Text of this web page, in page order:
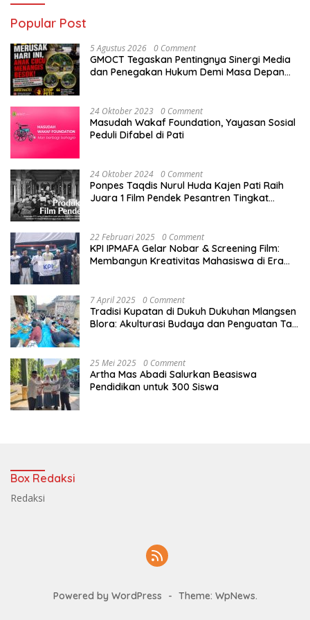
Popular Post
5 Agustus 2026 0 Comment
GMOCT Tegaskan Pentingnya Sinergi Media
dan Penegakan Hukum Demi Masa Depan
24 Oktober 2023 0 Comment
Masudah Wakaf Foundation, Yayasan Sosial
Peduli Difabel di Pati
24 Oktober 2024 0 Comment
Ponpes Taqdis Nurul Huda Kajen Pati Raih
Juara 1 Film Pendek Pesantren Tingkat
22 Februari 2025 0 Comment
KPI IPMAFA Gelar Nobar & Screening Film:
Membangun Kreativitas Mahasiswa di Era
7 April 2025 0 Comment
Tradisi Kupatan di Dukuh Dukuhan Mlangsen
Blora: Akulturasi Budaya dan Penguatan Tali
25 Mei 2025 0 Comment
Artha Mas Abadi Salurkan Beasiswa
Pendidikan untuk 300 Siswa
Box Redaksi
Redaksi
Powered by WordPress - Theme: WpNews.